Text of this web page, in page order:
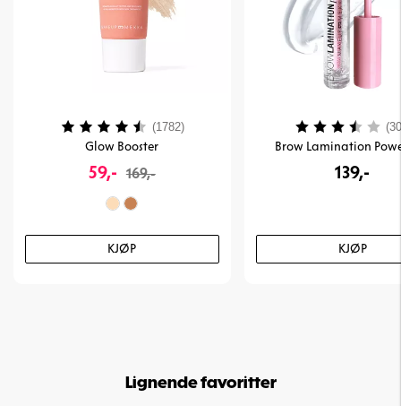
Glow Booster
59,- 169,-
KJØP
Karakter: (1782)
Brow Lamination
139,-
KJØP
Karakter:
Lignende favoritter